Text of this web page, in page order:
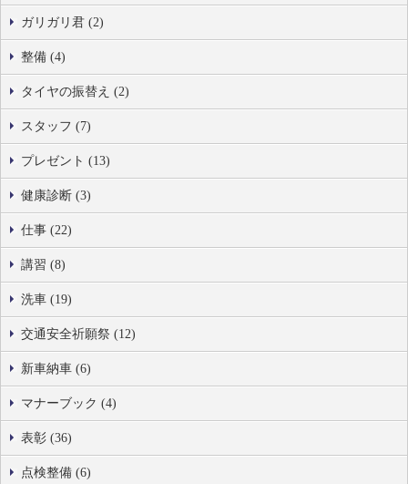
ガリガリ君 (2)
整備 (4)
タイヤの振替え (2)
スタッフ (7)
プレゼント (13)
健康診断 (3)
仕事 (22)
講習 (8)
洗車 (19)
交通安全祈願祭 (12)
新車納車 (6)
マナーブック (4)
表彰 (36)
点検整備 (6)